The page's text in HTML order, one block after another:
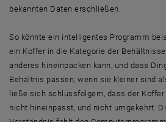
bekannten Daten erschließen.
So könnte ein intelligentes Programm
ein Koffer in die Kategorie der
anderes hineinpacken kann, und dass
Behältnis passen, wenn sie kleiner sind
ließe sich schlussfolgern, dass der Koffer
nicht hineinpasst, und nicht umgekehrt.